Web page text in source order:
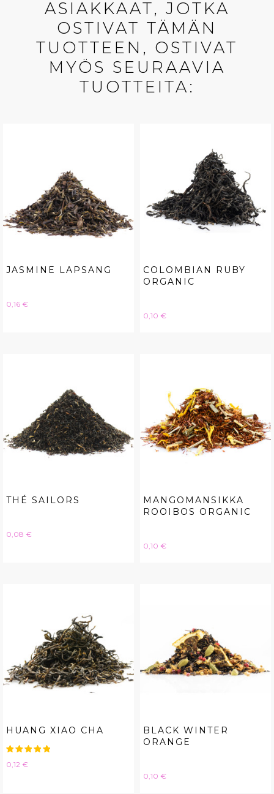
ASIAKKAAT, JOTKA
OSTIVAT TÄMÄN
TUOTTEEN, OSTIVAT
MYÖS SEURAAVIA
TUOTTEITA:
JASMINE LAPSANG
Hinta
0,16 €
COLOMBIAN RUBY
ORGANIC
Hinta
0,10 €
THÉ SAILORS
Hinta
0,08 €
MANGOMANSIKKA
ROOIBOS ORGANIC
Hinta
0,10 €
HUANG XIAO CHA
Hinta
0,12 €
BLACK WINTER
ORANGE
Hinta
0,10 €